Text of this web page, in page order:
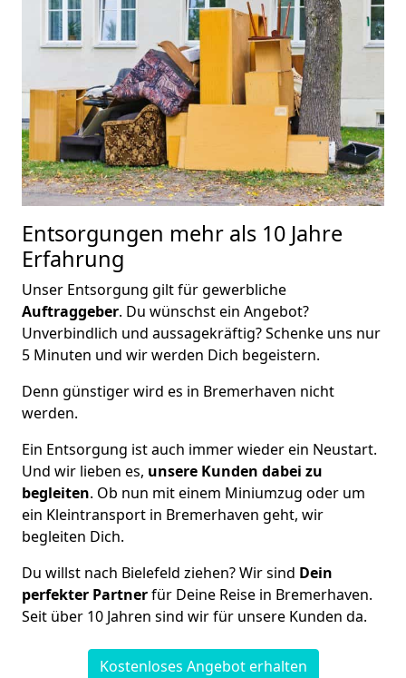
Entsorgungen mehr als 10 Jahre
Erfahrung
Unser Entsorgung gilt für gewerbliche
Auftraggeber. Du wünschst ein Angebot?
Unverbindlich und aussagekräftig? Schenke uns nur
5 Minuten und wir werden Dich begeistern.
Denn günstiger wird es in Bremer­haven nicht
werden.
Ein Entsorgung ist auch immer wieder ein Neustart.
Und wir lieben es, unsere Kunden dabei zu
begleiten. Ob nun mit einem Miniumzug oder um
ein Kleintransport in Bremer­haven geht, wir
begleiten Dich.
Du willst nach Bielefeld ziehen? Wir sind Dein
perfekter Partnerfür Deine Reise in Bremer­haven.
Seit über 10 Jahren sind wir für unsere Kunden da.
Kostenloses Angebot erhalten